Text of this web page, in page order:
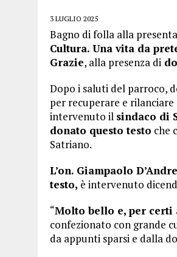
3 LUGLIO 2025
Bagno di folla alla
Cultura. Una vita da
Grazie, alla presenza di
Dopo i saluti del parroco,
per recuperare e
intervenuto il sindaco di
donato questo testo che
Satriano.
L’on. Giampaolo
testo, è intervenuto
“Molto bello e, per certi
confezionato con grande
da appunti sparsi e dalla